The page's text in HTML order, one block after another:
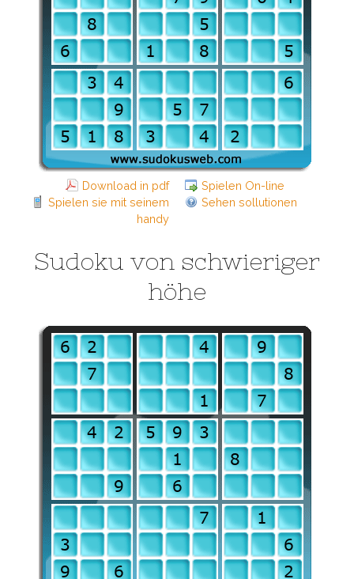
Download in pdf
Spielen On-line
Spielen sie mit seinem
handy
Sehen sollutionen
Sudoku von schwieriger
höhe